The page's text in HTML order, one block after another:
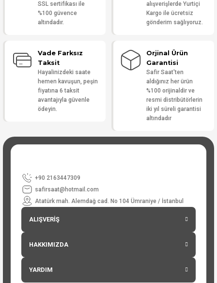
SSL sertifikası ile
%100 güvence
altındadır.
alışverişlerde Yurtiçi
Kargo ile ücretsiz
gönderim sağlıyoruz.
Vade Farksız
Taksit
Hayalinizdeki saate
hemen kavuşun, peşin
fiyatına 6 taksit
avantajıyla güvenle
ödeyin.
Orjinal Ürün
Garantisi
Safir Saat'ten
aldığınız her ürün
%100 orijinaldir ve
resmi distribütörlerin
iki yıl süreli garantisi
altındadır
+90 2163447309
safirsaat@hotmail.com
Atatürk mah. Alemdağ cad. No 104 Ümraniye / İstanbul
ALIŞVERİŞ
HAKKIMIZDA
YARDIM